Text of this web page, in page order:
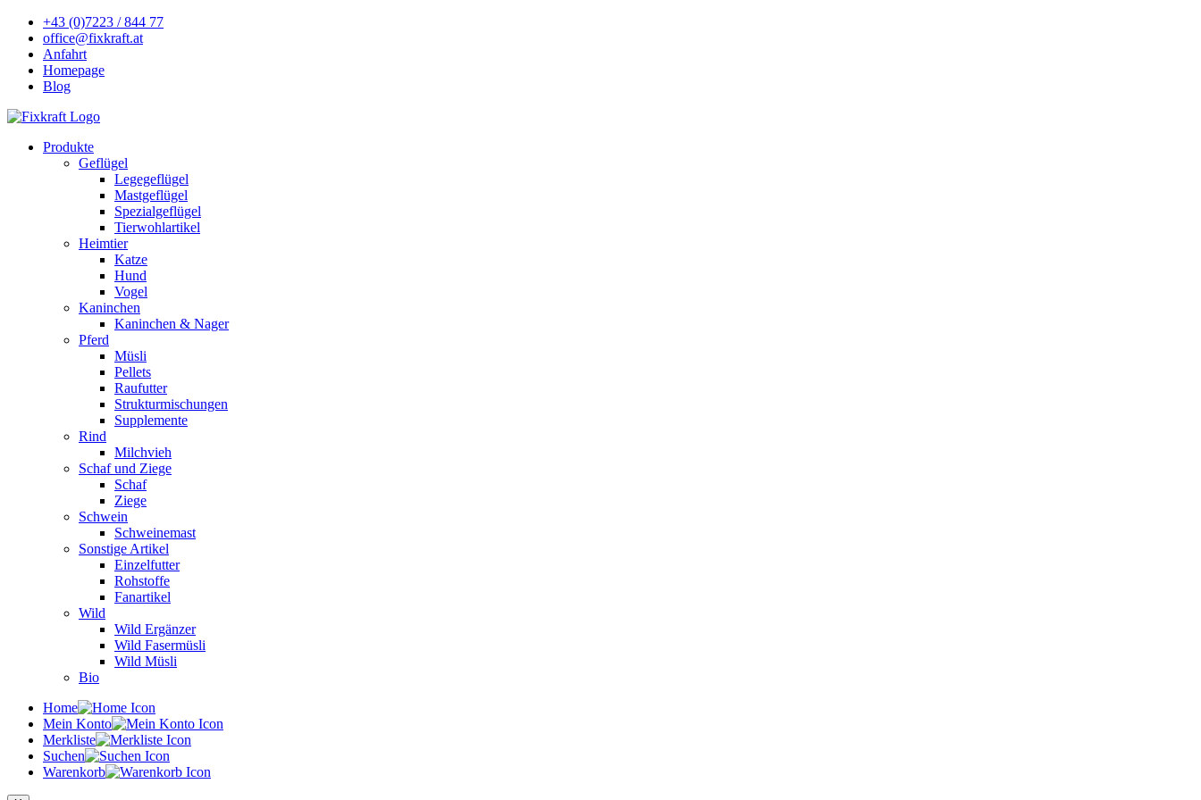
+43 (0)7223 / 844 77
office@fixkraft.at
Anfahrt
Homepage
Blog
Produkte
Geflügel
Legegeflügel
Mastgeflügel
Spezialgeflügel
Tierwohlartikel
Heimtier
Katze
Hund
Vogel
Kaninchen
Kaninchen & Nager
Pferd
Müsli
Pellets
Raufutter
Strukturmischungen
Supplemente
Rind
Milchvieh
Schaf und Ziege
Schaf
Ziege
Schwein
Schweinemast
Sonstige Artikel
Einzelfutter
Rohstoffe
Fanartikel
Wild
Wild Ergänzer
Wild Fasermüsli
Wild Müsli
Bio
Home
Mein Konto
Merkliste
Suchen
Warenkorb